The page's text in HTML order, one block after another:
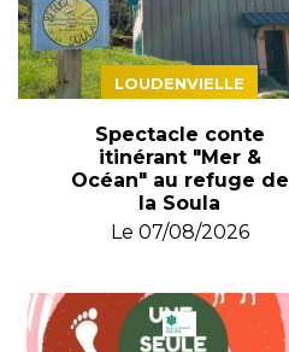
LOUDENVIELLE
Spectacle conte
itinérant "Mer &
Océan" au refuge de
la Soula
Le 07/08/2026